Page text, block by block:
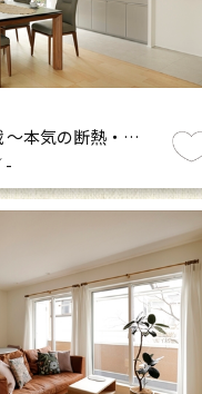
～本気の断熱・…
-